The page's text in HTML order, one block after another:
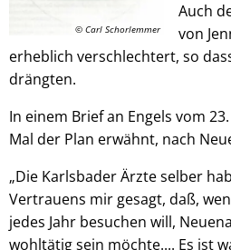
© Carl Schorlemmer
Auch
von
erheblich verschlechtert, so
drängten.
In einem Brief an Engels vom
Mal der Plan erwähnt, nach
„Die Karlsbader Ärzte selber
Vertrauens mir gesagt, daß,
jedes Jahr besuchen will,
wohltätig sein möchte.... Es ist